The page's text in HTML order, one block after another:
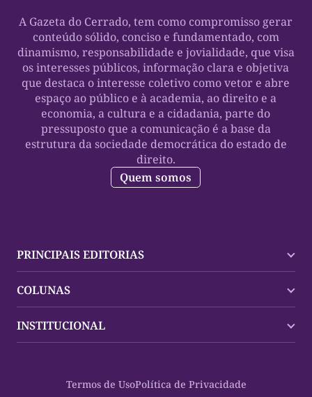
A Gazeta do Cerrado, tem como compromisso gerar
conteúdo sólido, conciso e fundamentado, com
dinamismo, responsabilidade e jovialidade, que visa
os interesses públicos, informação clara e objetiva
que destaca o interesse coletivo como vetor e abre
espaço ao público e à academia, ao direito e a
economia, a cultura e a cidadania, parte do
pressuposto que a comunicação é a base da
estrutura da sociedade democrática do estado de
direito.
Quem somos
PRINCIPAIS EDITORIAS
Palmas
Mundo
Oportunidades
COLUNAS
Policial
Planeta Vivo
INSTITUCIONAL
Termos de UsoPolítica de Privacidade